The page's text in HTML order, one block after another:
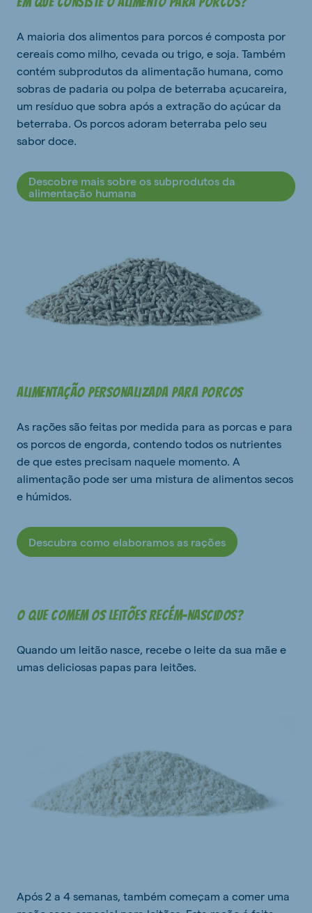
A maioria dos alimentos para porcos é composta por
cereais como milho, cevada ou trigo, e soja. Também
contém subprodutos da alimentação humana, como
sobras de padaria ou polpa de beterraba açucareira,
um resíduo que sobra após a extração do açúcar da
beterraba. Os porcos adoram beterraba pelo seu
sabor doce.
Descobre mais sobre os subprodutos da
alimentação humana
Alimentação personalizada para porcos
As rações são feitas por medida para as porcas e para
os porcos de engorda, contendo todos os nutrientes
de que estes precisam naquele momento. A
alimentação pode ser uma mistura de alimentos secos
e húmidos.
Descubra como elaboramos as rações
O que comem os leitões recém-nascidos?
Quando um leitão nasce, recebe o leite da sua mãe e
umas deliciosas papas para leitões.
Após 2 a 4 semanas, também começam a comer uma